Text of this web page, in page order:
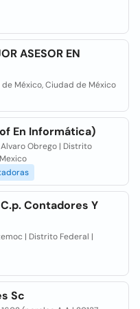
ASESOR EN
México, Ciudad de México
En Informática)
Alvaro Obrego | Distrito
Contadores Y
| Distrito Federal |
Sc